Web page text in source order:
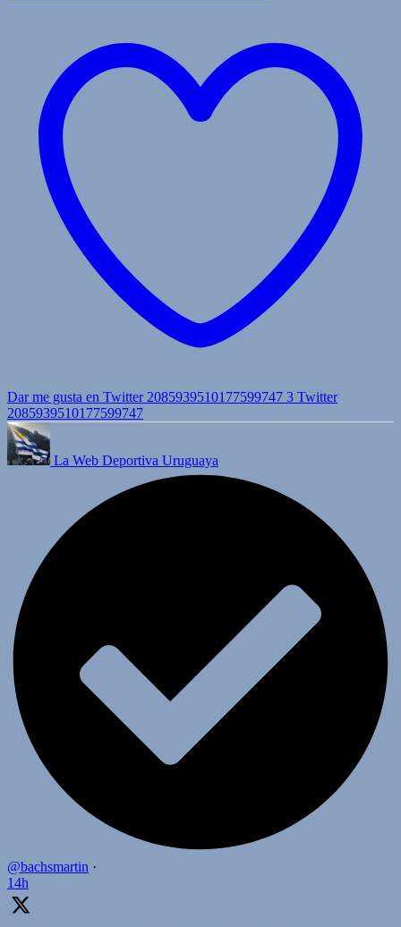
Dar me gusta en Twitter 2085939510177599747 3 Twitter
2085939510177599747
La Web Deportiva Uruguaya
@bachsmartin ·
14h